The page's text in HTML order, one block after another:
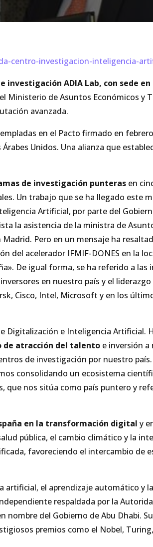
centro-investigacion-inteligencia-
ADIA Lab, con sede en
Ministerio de Asuntos Económicos
avanzada.
en el Pacto firmado en
Unidos. Una alianza que
de investigación punteras en
Un trabajo que se ha llegado este
Artificial, por parte del
la asistencia de la ministra de
Pero en un mensaje ha
del acelerador IFMIF-DONES en la
De igual forma, se ha referido a
en nuestro país y el
Cisco, Intel, Microsoft y en los
Digitalización e Inteligencia Artificial.
de atracción del talento e inversión a
de investigación por nuestro
consolidando un ecosistema
nos sitúa como país puntero y
en la transformación digital y
pública, el cambio climático y la
favoreciendo el intercambio de
artificial, el aprendizaje automático y
respaldada por la
del Gobierno de Abu Dhabi.
premios como el Nobel,